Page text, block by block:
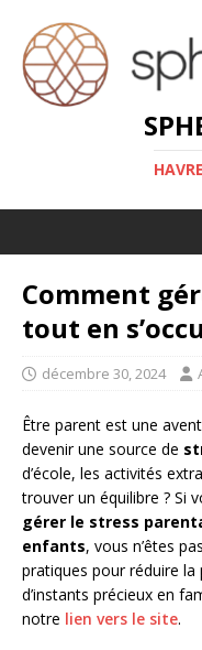
Comment
tout en
décembre 30, 2024
Être parent est une
devenir une source de
d’école, les activités
trouver un équilibre ? Si
gérer le stress
enfants, vous n’êtes
pratiques pour réduire
d’instants précieux en
notre lien vers le site.